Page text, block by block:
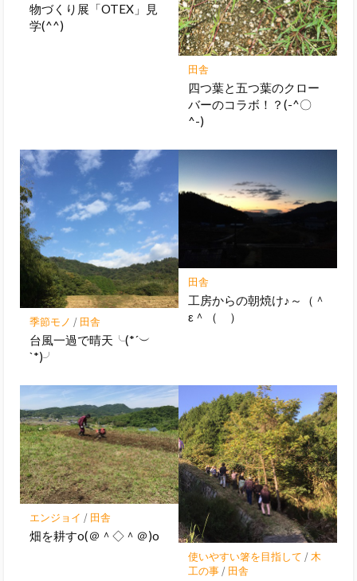
物づくり展「OTEX」見
学(^^)
田舎
四つ葉と五つ葉のクロー
バーのコラボ！？(-^〇
^-)
季節モノ / 田舎
台風一過で晴天╰(*´︶
`*)╯
田舎
工房からの朝焼け♪～（＾
ε＾（ ）
エンジョイ / 田舎
畑を耕すo(＠＾◇＾＠)o
使いやすい箸を目指して /木
工の事/ 田舎